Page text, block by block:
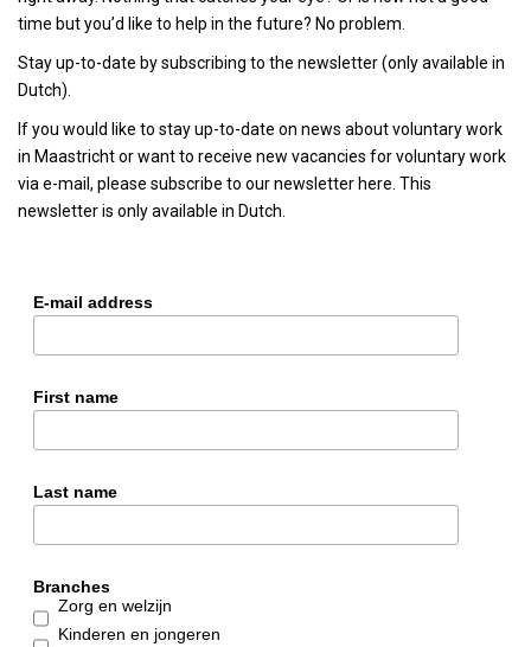
time but you’d like to help in the future? No problem.
Stay up-to-date by subscribing to the newsletter (only available in
Dutch).
If you would like to stay up-to-date on news about voluntary work
in Maastricht or want to receive new vacancies for voluntary work
via e-mail, please subscribe to our newsletter here. This
newsletter is only available in Dutch.
E-mail address
First name
Last name
Branches
Zorg en welzijn
Kinderen en jongeren